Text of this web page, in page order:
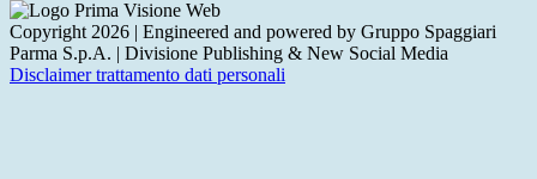
Copyright 2026 | Engineered and powered by Gruppo Spaggiari
Parma S.p.A. | Divisione Publishing & New Social Media
Disclaimer trattamento dati personali